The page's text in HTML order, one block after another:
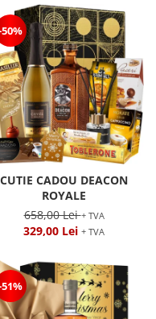
CUTIE CADOU DEACON
ROYALE
658,00 Lei+ TVA
329,00 Lei + TVA